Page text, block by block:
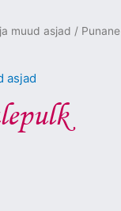
muud asjad / Punane
asjad